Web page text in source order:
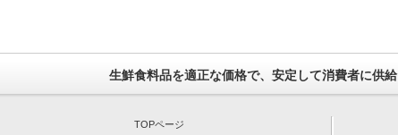
生鮮食料品を適正な価格で、安定して消費者に供給
TOPページ